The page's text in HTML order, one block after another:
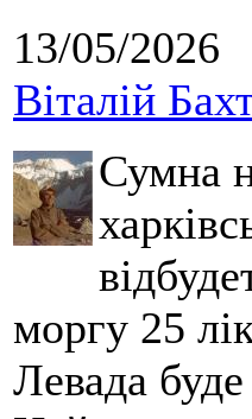
13/05/2026
Віталій
Сумна
моргу 25
Левада